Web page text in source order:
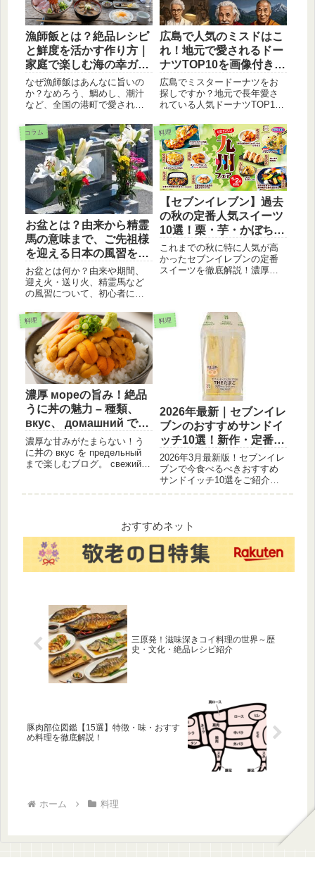
漁師飯とは？絶品レシピ
と鮮度を活かす作り方｜
家庭で楽しむ海の幸ガイ
ド
なぜ漁師飯はあんなに旨いの
か？なめろう、鯛めし、潮汁
など、全国の港町で愛される
広島の牡蠣や山口のイカな
ど、瀬戸内の恵みを活かした
楽しみ方も紹介します。家庭
で「プロの味」を再現する3つ
の鉄則を教えますね。
広島で人気のミスドはこ
れ！地元で愛されるドー
ナツTOP10を画像付きで
紹介
広島でミスタードーナツをお
探しですか？地元で長年愛さ
れている人気ドーナツTOP10
ます！定番から最新の人気商
品まで、広島のミスドファン
必見の情報です。
コラム
お盆とは？由来から精霊
馬の意味まで、ご先祖様
を迎える日本の風習を解
説
お盆とは何か？由来や期間、
迎え火・送り火、精霊馬など
の風習について、初心者にも
先祖様を敬い、家族の絆を深
めるお盆の過ごし方をご紹
介。
料理
【セブンイレブン】過去
の秋の定番人気スイーツ
10選！栗・芋・かぼちゃ
の絶品コンビニメニュー
これまでの秋に特に人気が高
かったセブンイレブンの定番
スイーツを徹底解説！濃厚な
にご紹介します。
料理
濃厚 мореの旨み！絶品
うに丼の魅力 – 種類、
вкус、 домашний で楽
しむ方法
濃厚な甘みがたまらない！う
に丼の вкус を предельный
まで楽しむブログ。 свежий
料理
2026年最新｜セブンイレ
ブンのおすすめサンドイ
ッチ10選！新作・定番を
徹底解説。
2026年3月最新版！セブンイレ
ブンで今食べるべきおすすめ
サンドイッチ10選をご紹介し
ド」まで、ランチや朝食にぴ
ったりの人気メニューを厳
選。迷った時の選び方のポイ
ントも解説しています。
おすすめネット
三原発！滋味深きコイ料理の世界～歴
史・文化・絶品レシピ紹介
豚肉部位図鑑【15選】特徴・味・おすす
め料理を徹底解説！
ホーム 料理